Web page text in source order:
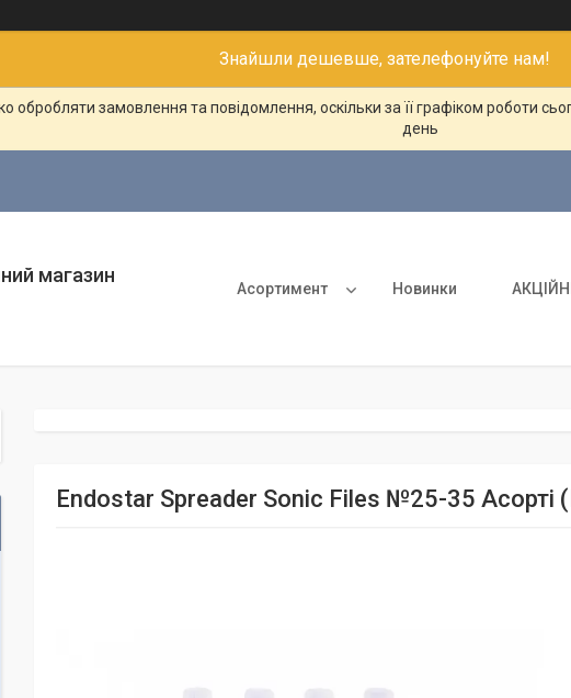
Знайшли дешевше, зателефонуйте нам!
обробляти замовлення та повідомлення, оскільки за її графіком роботи
день
магазин
Асортимент Новинки
Endostar Spreader Sonic Files №25-35